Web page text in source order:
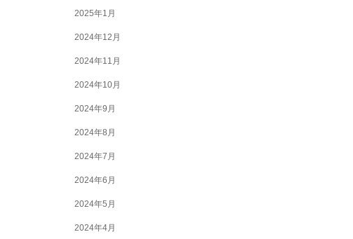
2025年1月
2024年12月
2024年11月
2024年10月
2024年9月
2024年8月
2024年7月
2024年6月
2024年5月
2024年4月